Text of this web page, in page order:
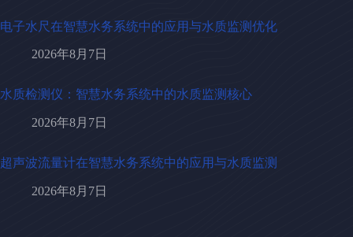
电子水尺在智慧水务系统中的应用与水质监测优化
2026年8月7日
水质检测仪：智慧水务系统中的水质监测核心
2026年8月7日
超声波流量计在智慧水务系统中的应用与水质监测
2026年8月7日